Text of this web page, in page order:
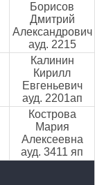
Борисов
Дмитрий
Александрович
ауд. 2215
Калинин
Кирилл
Евгеньевич
ауд. 2201ап
Кострова
Мария
Алексеевна
ауд. 3411 яп